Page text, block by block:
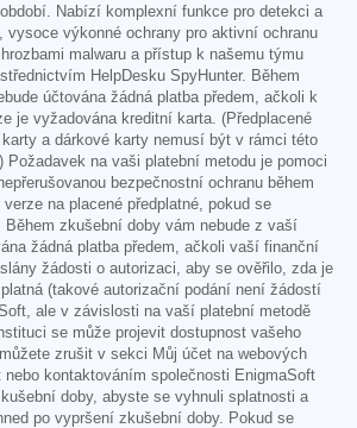
Nabízí komplexní funkce pro detekci a
vysoce výkonné ochrany pro aktivní ochranu
malwaru a přístup k našemu týmu
HelpDesku SpyHunter. Během
účtována žádná platba předem, ačkoli k
je vyžadována kreditní karta. (Předplacené
a dárkové karty nemusí být v rámci této
Požadavek na vaši platební metodu je pomoci
bezpečnostní ochranu během
na placené předplatné, pokud se
Během zkušební doby vám nebude z vaší
žádná platba předem, ačkoli vaší finanční
žádosti o autorizaci, aby se ověřilo, zda je
(takové autorizační podání není žádostí
ale v závislosti na vaší platební metodě
se může projevit dostupnost vašeho
zrušit v sekci Můj účet na webových
kontaktováním společnosti EnigmaSoft
doby, abyste se vyhnuli splatnosti a
po vypršení zkušební doby. Pokud se